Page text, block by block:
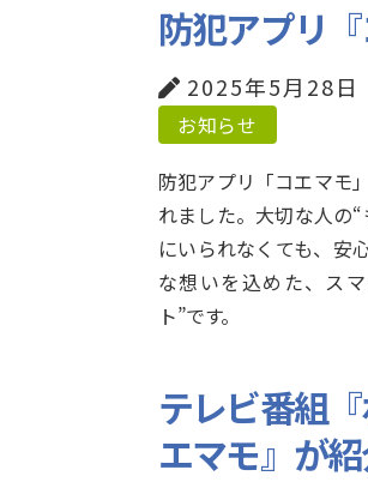
防犯アプリ
2025年5月28日
お知らせ
防犯アプリ「コエマモ
れました。大切な人の
にいられなくても、
な想いを込めた、ス
ト”です。
テレビ番組
エマモ』が